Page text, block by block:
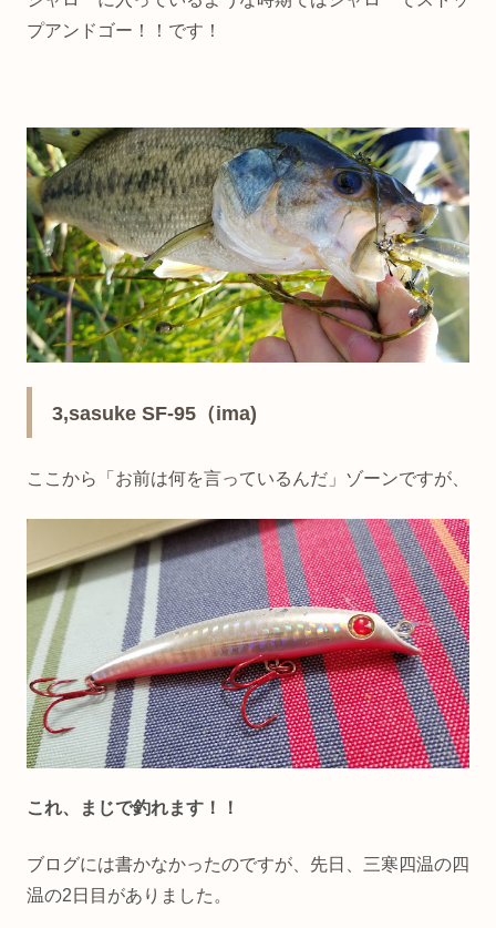
プアンドゴー！！です！
3,sasuke SF-95（ima)
ここから「お前は何を言っているんだ」ゾーンですが、
これ、まじで釣れます！！
ブログには書かなかったのですが、先日、三寒四温の四
温の2日目がありました。